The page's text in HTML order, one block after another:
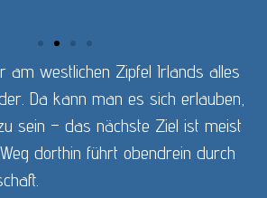
am westlichen Zipfel Irlands alles
Da kann man es sich erlauben,
sein – das nächste Ziel ist meist
dorthin führt obendrein durch